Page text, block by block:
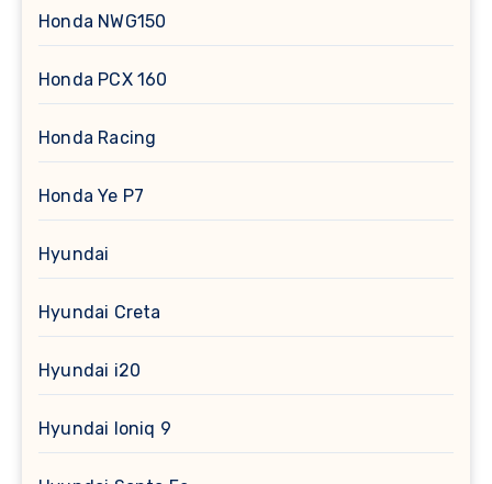
Honda NWG150
Honda PCX 160
Honda Racing
Honda Ye P7
Hyundai
Hyundai Creta
Hyundai i20
Hyundai Ioniq 9